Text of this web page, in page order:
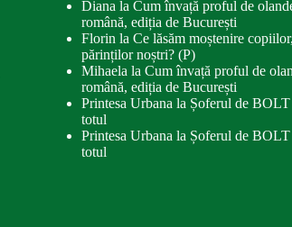
Diana la Cum învață proful de
română, ediția de București
Florin la Ce lăsăm moștenire
părinților noștri? (P)
Mihaela la Cum învață proful de
română, ediția de București
Printesa Urbana la Șoferul de BOLT
totul
Printesa Urbana la Șoferul de BOLT
totul